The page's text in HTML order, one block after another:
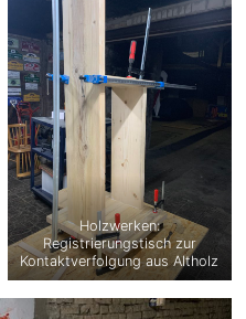
Holzwerken:
Registrierungstisch zur
Kontaktverfolgung aus Altholz